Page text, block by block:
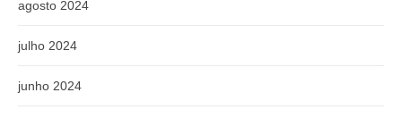
agosto 2024
julho 2024
junho 2024